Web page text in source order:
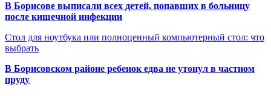
В Борисове выписали всех детей, попавших в больницу
после кишечной инфекции
Стол для ноутбука или полноценный компьютерный стол: что
выбрать
В Борисовском районе ребенок едва не утонул в частном
пруду